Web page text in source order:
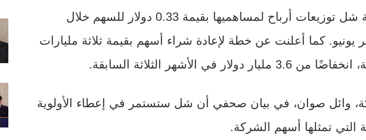
بالإضافة إلى ذلك، قدّمت شركة شل توزيعات أرباح لمساهميها بقيمة 0.33 دولار للسهم خلال
يونيو. كما أعلنت عن خطة لإعادة شراء أسهم بقيمة ثلاثة مليارات
في الأشهر الثلاثة السابقة.
وائل صوان، في بيان صحفي أن شل ستستمر في إعطاء الأولوية
التي تمثلها أسهم الشركة.